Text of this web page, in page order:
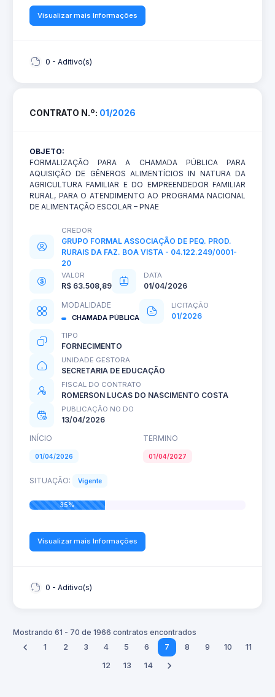
Visualizar mais Informações
0 - Aditivo(s)
CONTRATO N.º: 01/2026
OBJETO:
FORMALIZAÇÃO PARA A CHAMADA PÚBLICA PARA
AQUISIÇÃO DE GÊNEROS ALIMENTÍCIOS IN NATURA DA
AGRICULTURA FAMILIAR E DO EMPREENDEDOR FAMILIAR
RURAL, PARA O ATENDIMENTO AO PROGRAMA NACIONAL
DE ALIMENTAÇÃO ESCOLAR – PNAE
CREDOR
GRUPO FORMAL ASSOCIAÇÃO DE PEQ. PROD.
RURAIS DA FAZ. BOA VISTA - 04.122.249/0001-
20
VALOR
R$ 63.508,89
DATA
01/04/2026
MODALIDADE
CHAMADA PÚBLICA
LICITAÇÃO
01/2026
TIPO
FORNECIMENTO
UNIDADE GESTORA
SECRETARIA DE EDUCAÇÃO
FISCAL DO CONTRATO
ROMERSON LUCAS DO NASCIMENTO COSTA
PUBLICAÇÃO NO DO
13/04/2026
INÍCIO
TERMINO
01/04/2026 01/04/2027
SITUAÇÃO: Vigente
35%
Visualizar mais Informações
0 - Aditivo(s)
Mostrando 61 - 70 de 1966 contratos encontrados
1
2 3 4 5 6 7 8 9 10
11
12
13 14